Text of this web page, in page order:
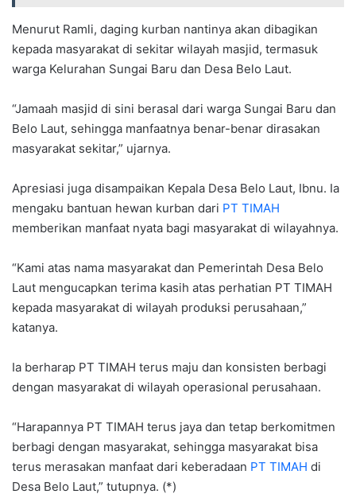
Menurut Ramli, daging kurban nantinya akan dibagikan
kepada masyarakat di sekitar wilayah masjid, termasuk
warga Kelurahan Sungai Baru dan Desa Belo Laut.
“Jamaah masjid di sini berasal dari warga Sungai Baru dan
Belo Laut, sehingga manfaatnya benar-benar dirasakan
masyarakat sekitar,” ujarnya.
Apresiasi juga disampaikan Kepala Desa Belo Laut, Ibnu. Ia
mengaku bantuan hewan kurban dari PT TIMAH
memberikan manfaat nyata bagi masyarakat di wilayahnya.
“Kami atas nama masyarakat dan Pemerintah Desa Belo
Laut mengucapkan terima kasih atas perhatian PT TIMAH
kepada masyarakat di wilayah produksi perusahaan,”
katanya.
Ia berharap PT TIMAH terus maju dan konsisten berbagi
dengan masyarakat di wilayah operasional perusahaan.
“Harapannya PT TIMAH terus jaya dan tetap berkomitmen
berbagi dengan masyarakat, sehingga masyarakat bisa
terus merasakan manfaat dari keberadaan PT TIMAH di
Desa Belo Laut,” tutupnya. (*)